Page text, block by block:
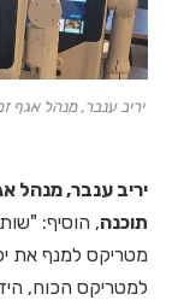
יריב ענבר, מנהל אגף
יריב ענבר, מנהל
תוכנה, הוסיף:
מטריקס למנף את
למטריקס הכוח,